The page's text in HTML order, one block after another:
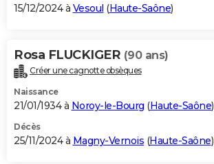
S'inscrire
Se connecter
Lycées
Collèges
Primaires
Universités
Entreprises
Service militaire
Avis de recherche
AVIS DE DÉCÈS
Bricolage
Lifestyle
Culture
Sport
Auto
Television
Voyage
Cinema
15/12/2024 à Vesoul (Haute-Saône)
Rosa FLUCKIGER (90 ans)
Créer une cagnotte obsèques
Naissance
21/01/1934 à Noroy-le-Bourg (Haute-Saône)
Décès
25/11/2024 à Magny-Vernois (Haute-Saône)